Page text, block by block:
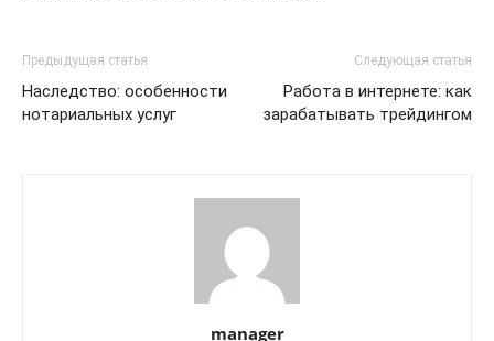
Предыдущая статья
Наследство: особенности
нотариальных услуг
Следующая статья
Работа в интернете: как
зарабатывать трейдингом
manager